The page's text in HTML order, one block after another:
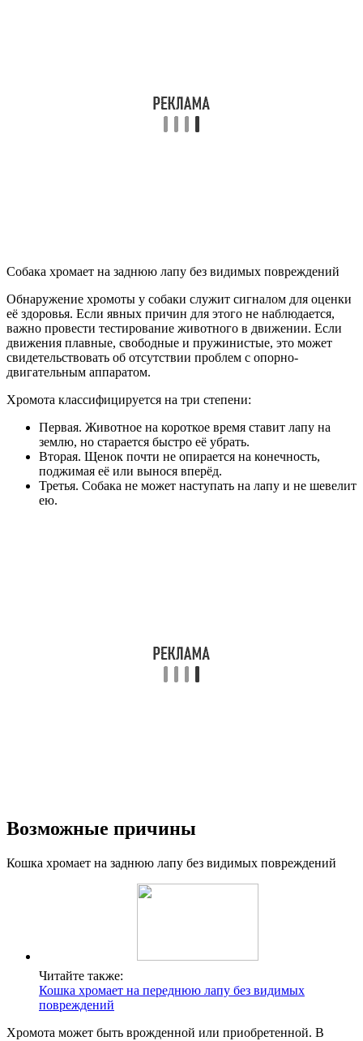
Собака хромает на заднюю лапу без видимых повреждений
Обнаружение хромоты у собаки служит сигналом для оценки
её здоровья. Если явных причин для этого не наблюдается,
важно провести тестирование животного в движении. Если
движения плавные, свободные и пружинистые, это может
свидетельствовать об отсутствии проблем с опорно-
двигательным аппаратом.
Хромота классифицируется на три степени:
Первая. Животное на короткое время ставит лапу на
землю, но старается быстро её убрать.
Вторая. Щенок почти не опирается на конечность,
поджимая её или вынося вперёд.
Третья. Собака не может наступать на лапу и не шевелит
ею.
Возможные причины
Кошка хромает на заднюю лапу без видимых повреждений
Читайте также:
Кошка хромает на переднюю лапу без видимых
повреждений
Хромота может быть врожденной или приобретенной. В